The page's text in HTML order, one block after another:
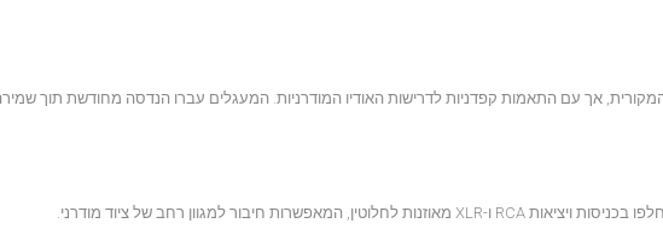
המקורית, אך עם התאמות קפדניות לדרישות האודיו המודרניות. המעגלים עברו הנדסה מחודשת תוך